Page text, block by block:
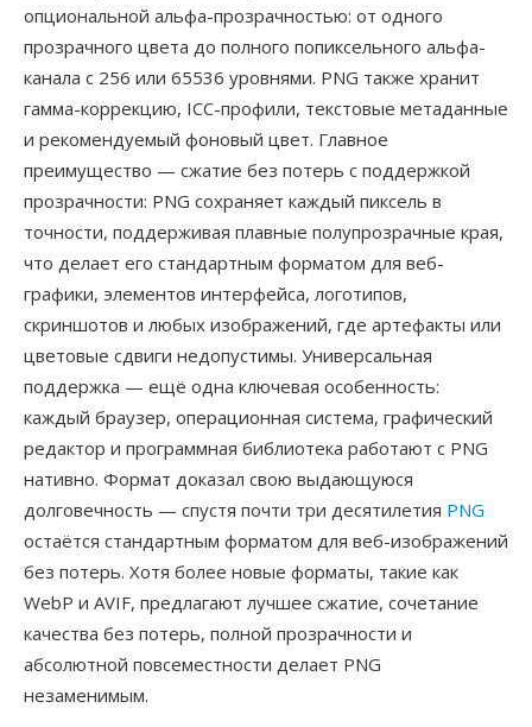
опциональной альфа-прозрачностью: от одного
прозрачного цвета до полного попиксельного альфа-
канала с 256 или 65536 уровнями. PNG также хранит
гамма-коррекцию, ICC-профили, текстовые метаданные
и рекомендуемый фоновый цвет. Главное
преимущество — сжатие без потерь с поддержкой
прозрачности: PNG сохраняет каждый пиксель в
точности, поддерживая плавные полупрозрачные края,
что делает его стандартным форматом для веб-
графики, элементов интерфейса, логотипов,
скриншотов и любых изображений, где артефакты или
цветовые сдвиги недопустимы. Универсальная
поддержка — ещё одна ключевая особенность:
каждый браузер, операционная система, графический
редактор и программная библиотека работают с PNG
нативно. Формат доказал свою выдающуюся
долговечность — спустя почти три десятилетия PNG
остаётся стандартным форматом для веб-изображений
без потерь. Хотя более новые форматы, такие как
WebP и AVIF, предлагают лучшее сжатие, сочетание
качества без потерь, полной прозрачности и
абсолютной повсеместности делает PNG
незаменимым.